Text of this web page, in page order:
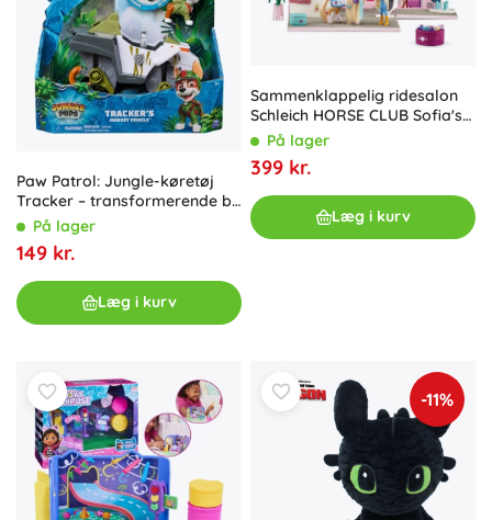
Paw Patrol: Jungle-køretøj
Tracker – transformerende bil
med affyrer
På lager
149 kr.
Læg i kurv
Sammenklappelig ridesalon
Schleich HORSE CLUB Sofia's
Beauties
På lager
399 kr.
Læg i kurv
-11%